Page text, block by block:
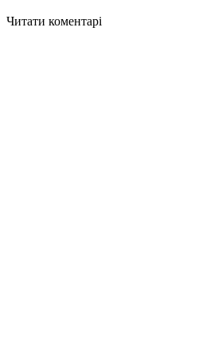
Читати коментарі